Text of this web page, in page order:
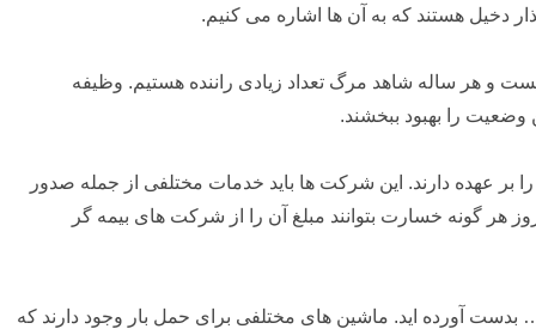
دخیل هستند که به آن ها اشاره می کنیم.
و هر ساله شاهد مرگ تعداد زیادی راننده هستیم. وظیفه
را بهبود ببخشند.
عهده دارند. این شرکت ها باید خدمات مختلفی از جمله صدور
هر گونه خسارت بتوانند مبلغ آن را از شرکت های بیمه گر
بدست آورده اید. ماشین های مختلفی برای حمل بار وجود دارند که